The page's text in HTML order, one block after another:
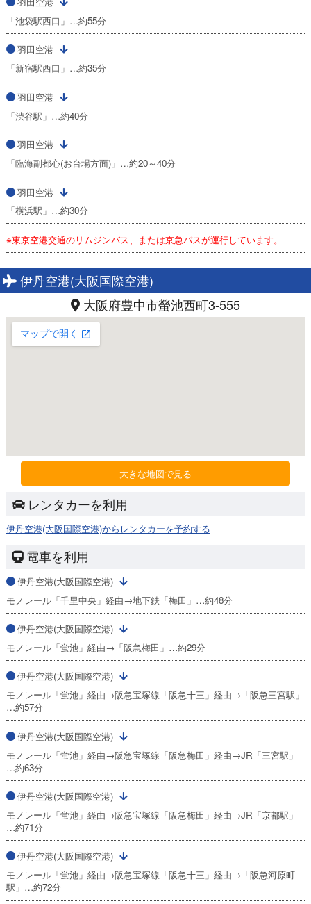
「池袋駅西口」…約55分
羽田空港
「新宿駅西口」…約35分
羽田空港
「渋谷駅」…約40分
羽田空港
「臨海副都心(お台場方面)」…約20～40分
羽田空港
「横浜駅」…約30分
※東京空港交通のリムジンバス、または京急バスが運行しています。
伊丹空港(大阪国際空港)
大阪府豊中市螢池西町3-555
大きな地図で見る
レンタカーを利用
伊丹空港(大阪国際空港)からレンタカーを予約する
電車を利用
伊丹空港(大阪国際空港)
モノレール「千里中央」経由→地下鉄「梅田」…約48分
伊丹空港(大阪国際空港)
モノレール「蛍池」経由→「阪急梅田」…約29分
伊丹空港(大阪国際空港)
モノレール「蛍池」経由→阪急宝塚線「阪急十三」経由→「阪急三宮駅」
…約57分
伊丹空港(大阪国際空港)
モノレール「蛍池」経由→阪急宝塚線「阪急梅田」経由→JR「三宮駅」
…約63分
伊丹空港(大阪国際空港)
モノレール「蛍池」経由→阪急宝塚線「阪急梅田」経由→JR「京都駅」
…約71分
伊丹空港(大阪国際空港)
モノレール「蛍池」経由→阪急宝塚線「阪急十三」経由→「阪急河原町
駅」…約72分